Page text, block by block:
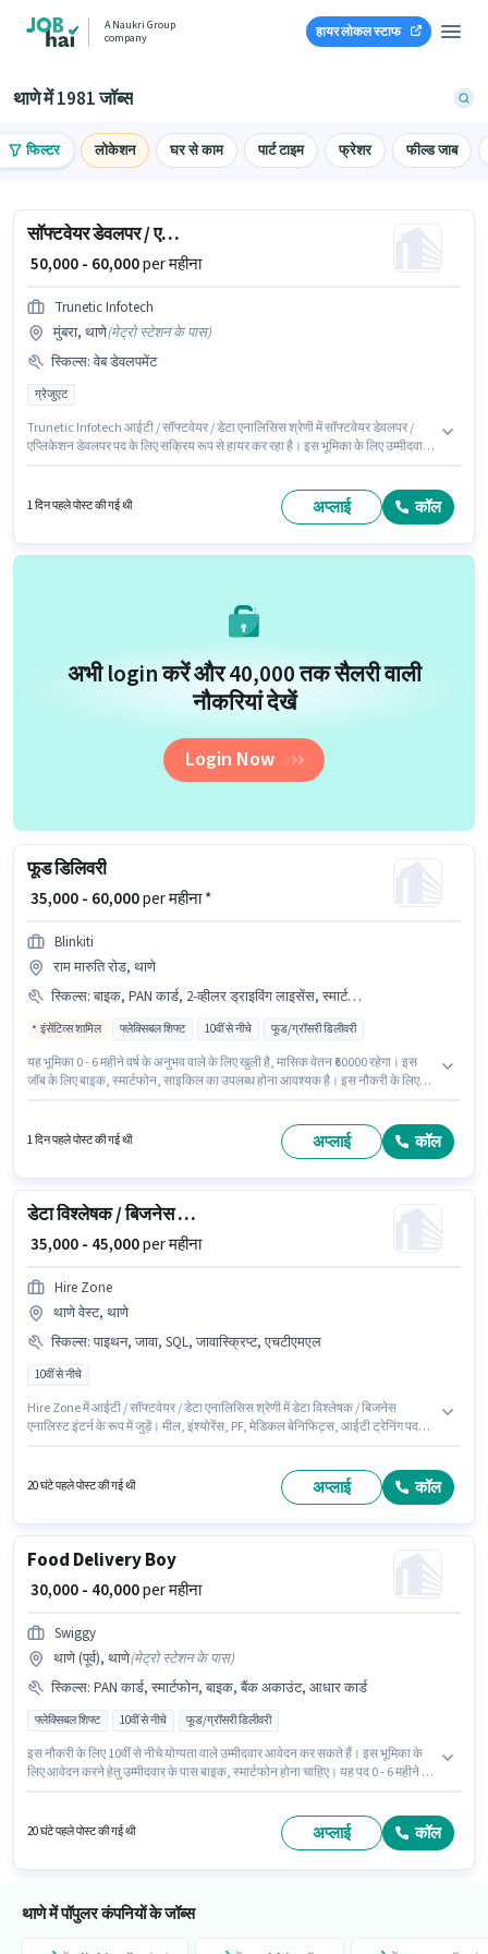
A Naukri Group
company
हायर लोकल स्टाफ
थाणे में 1981 जॉब्स
फिल्टर लोकेशन घर से काम पार्ट टाइम फ्रेशर फील्ड जाब
सॉफ्टवेयर डेवलपर / एप्लिकेशन डेवलपर
₹ 50,000 - 60,000per महीना
Trunetic Infotech
मुंबरा, थाणे(मेट्रो स्टेशन के पास)
स्किल्स: वेब डेवलपमेंट
ग्रेजुएट
Trunetic Infotech आईटी / सॉफ्टवेयर / डेटा एनालिसिस श्रेणी में सॉफ्टवेयर डेवलपर /
एप्लिकेशन डेवलपर पद के लिए सक्रिय रूप से हायर कर रहा है। इस भूमिका के लिए उम्मीदवार
आवेदकों के पास कम से कम ग्रेजुएट डिग्री या सर्टिफिकेट होना चाहिए। यह नौकरी मुंबरा, मुंबई
1 दिन पहले पोस्ट की गई थी अप्लाई कॉल
अभी login करें और ₹40,000 तक सैलरी वाली
नौकरियां देखें
Login Now
फूड डिलिवरी
₹ 35,000 - 60,000per महीना *
Blinkiti
राम मारुति रोड, थाणे
स्किल्स: बाइक, PAN कार्ड, 2-व्हीलर ड्राइविंग लाइसेंस, स्मार्टफोन, बैंक अकाउंट, टू-व्हीलर ड्राइविंग, साइकिल, आधार कार्ड
इंसेंटिव्स शामिल फ्लेक्सिबल शिफ्ट 10वीं से नीचे फूड/ग्रॉसरी डिलीवरी
यह भूमिका 0 - 6 महीने वर्ष के अनुभव वाले के लिए खुली है, मासिक वेतन ₹60000 रहेगा। इस
जॉब के लिए बाइक, स्मार्टफोन, साइकिल का उपलब्ध होना आवश्यक है। इस नौकरी के लिए
मेडिकल बेनिफिट्स पद और कंपनी की नीतियों के अनुसार दिए जा सकते हैं।
1 दिन पहले पोस्ट की गई थी अप्लाई कॉल
डेटा विश्लेषक / बिजनेस एनालिस्ट इंटर्न
₹ 35,000 - 45,000per महीना
Hire Zone
थाणे वेस्ट, थाणे
स्किल्स: पाइथन, जावा, SQL, जावास्क्रिप्ट, एचटीएमएल
10वीं से नीचे
Hire Zone में आईटी / सॉफ्टवेयर / डेटा एनालिसिस श्रेणी में डेटा विश्लेषक / बिजनेस
एनालिस्ट इंटर्न के रूप में जुड़ें। मील, इंश्योरेंस, PF, मेडिकल बेनिफिट्स, आईटी ट्रेनिंग पद
नौकरी थाणे वेस्ट, मुंबई में स्थित है। इस भूमिका के लिए उम्मीदवार के पास SQL, पाइथन,
20 घंटे पहले पोस्ट की गई थी अप्लाई कॉल
Food Delivery Boy
₹ 30,000 - 40,000per महीना
Swiggy
थाणे (पूर्व), थाणे(मेट्रो स्टेशन के पास)
स्किल्स: PAN कार्ड, स्मार्टफोन, बाइक, बैंक अकाउंट, आधार कार्ड
फ्लेक्सिबल शिफ्ट 10वीं से नीचे फूड/ग्रॉसरी डिलीवरी
इस नौकरी के लिए 10वीं से नीचे योग्यता वाले उम्मीदवार आवेदन कर सकते हैं। इस भूमिका के
लिए आवेदन करने हेतु उम्मीदवार के पास बाइक, स्मार्टफोन होना चाहिए। यह पद 0 - 6 महीने वर्ष
के लिए आवश्यक दस्तावेज़ जैसे PAN कार्ड, आधार कार्ड, बैंक अकाउंट का होना अनिवार्य है।
20 घंटे पहले पोस्ट की गई थी अप्लाई कॉल
थाणे में पॉपुलर कंपनियों के जॉब्स